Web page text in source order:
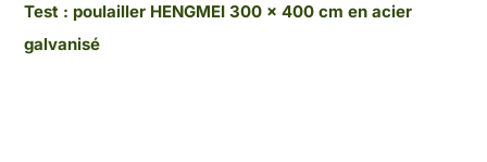
Test : poulailler HENGMEI 300 x 400 cm en acier
galvanisé